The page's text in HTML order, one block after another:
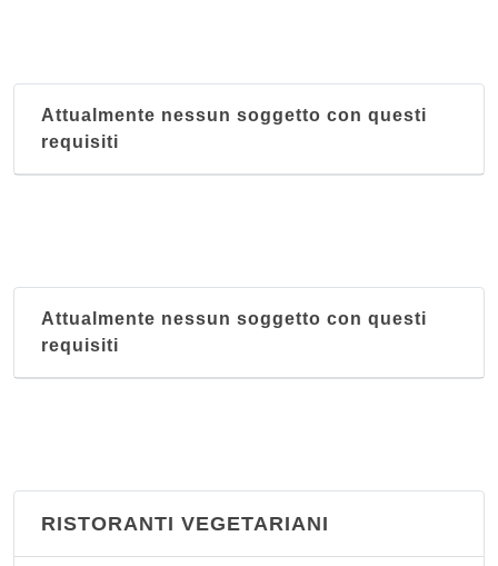
Attualmente nessun soggetto con questi
requisiti
Attualmente nessun soggetto con questi
requisiti
RISTORANTI VEGETARIANI